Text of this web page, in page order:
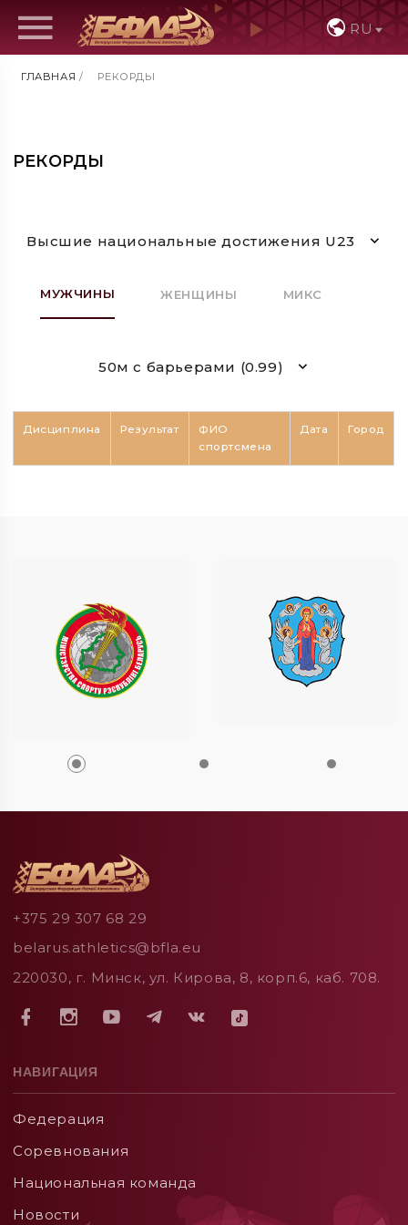
RU
ГЛАВНАЯ / РЕКОРДЫ
РЕКОРДЫ
Высшие национальные достижения U23
МУЖЧИНЫ ЖЕНЩИНЫ МИКС
50м с барьерами (0.99)
Дисциплина Результат
ФИО
спортсмена
Дата Город
+375 29 307 68 29
belarus.athletics@bfla.eu
220030, г. Минск, ул. Кирова, 8, корп.6, каб. 708.
НАВИГАЦИЯ
Федерация
Соревнования
Национальная команда
Новости